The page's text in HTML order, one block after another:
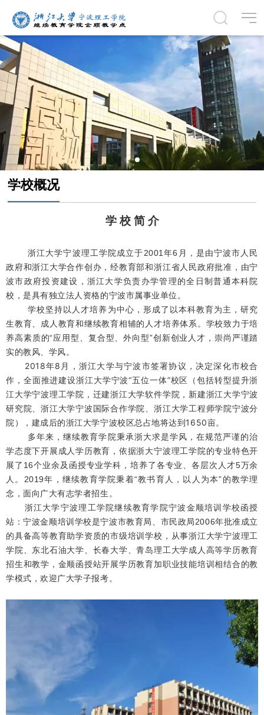
学校概况
学 校简 介
浙江大学宁波理工学院成立于2001年6月，是由宁波市人民
政府和浙江大学合作创办，经教育部和浙江省人民政府批准，由宁
波市政府投资建设，浙江大学负责办学管理的全日制普通本科院
校，是具有独立法人资格的宁波市属事业单位。
学校坚持以人才培养为中心，形成了以本科教育为主，研究
生教育、成人教育和继续教育相辅的人才培养体系。学校致力于培
养高素质的“应用型、复合型、外向型”创新创业人才，崇尚严谨踏
实的教风、学风。
2018年8月，浙江大学与宁波市签署协议，决定深化市校合
作，全面推进建设浙江大学宁波“五位一体”校区（包括转型提升浙
江大学宁波理工学院，迁建浙江大学软件学院，新建浙江大学宁波
研究院、浙江大学宁波国际合作学院、浙江大学工程师学院宁波分
院），建成后的浙江大学宁波校区总占地将达到1650亩。
多年来，继续教育学院秉承浙大求是学风，在规范严谨的治
学态度下开展成人学历教育，依据浙大宁波理工学院的专业特色开
展了16个业余及函授专业学科，培养了各专业、各层次人才5万余
人。2019年，继续教育学院秉着“教书育人，以人为本”的教学理
念，面向广大有志学者招生。
浙江大学宁波理工学院继续教育学院宁波金顺培训学校函授
站：宁波金顺培训学校是宁波市教育局、市民政局2006年批准成立
的具备高等教育助学资质的市级培训学校，从事浙江大学宁波理工
学院、东北石油大学、长春大学、青岛理工大学成人高等学历教育
招生和教学，金顺函授站开展学历教育加职业技能培训相结合的教
学模式，欢迎广大学子报考。